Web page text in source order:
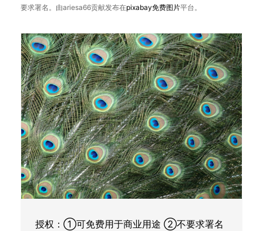
要求署名。由ariesa66贡献发布在pixabay免费图片平台。
授权：①可免费用于商业用途 ②不要求署名